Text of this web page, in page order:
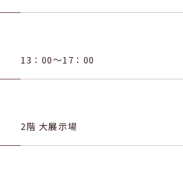
13：00～17：00
2階 大展示場